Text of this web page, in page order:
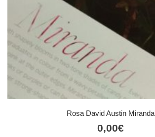
Rosa David Austin Miranda
0,00€